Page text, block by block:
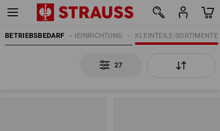
BETRIEBSBEDARF KLEINTEILE-SORTIMENTE
| BÜROEINRICHTUNG
27